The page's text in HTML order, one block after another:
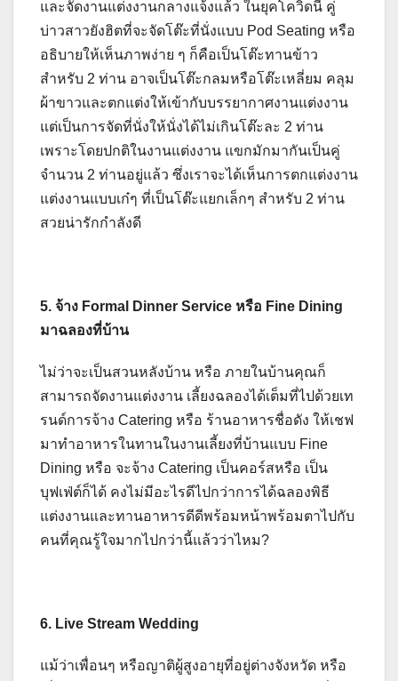
และจัดงานแต่งงานกลางแจ้งแล้ว ในยุคโควิดนี้ คู่
บ่าวสาวยังฮิตที่จะจัดโต๊ะที่นั่งแบบ Pod Seating หรือ
อธิบายให้เห็นภาพง่าย ๆ ก็คือเป็นโต๊ะทานข้าว
สำหรับ 2 ท่าน อาจเป็นโต๊ะกลมหรือโต๊ะเหลี่ยม คลุม
ผ้าขาวและตกแต่งให้เข้ากับบรรยากาศงานแต่งงาน
แต่เป็นการจัดที่นั่งให้นั่งได้ไม่เกินโต๊ะละ 2 ท่าน
เพราะโดยปกติในงานแต่งงาน แขกมักมากันเป็นคู่
จำนวน 2 ท่านอยู่แล้ว ซึ่งเราจะได้เห็นการตกแต่งงาน
แต่งงานแบบเก๋ๆ ที่เป็นโต๊ะแยกเล็กๆ สำหรับ 2 ท่าน
สวยน่ารักกำลังดี
5. จ้าง Formal Dinner Service หรือ Fine Dining
มาฉลองที่บ้าน
ไม่ว่าจะเป็นสวนหลังบ้าน หรือ ภายในบ้านคุณก็
สามารถจัดงานแต่งงาน เลี้ยงฉลองได้เต็มที่ไปด้วยเท
รนด์การจ้าง Catering หรือ ร้านอาหารชื่อดัง ให้เชฟ
มาทำอาหารในทานในงานเลี้ยงที่บ้านแบบ Fine
Dining หรือ จะจ้าง Catering เป็นคอร์สหรือ เป็น
บุฟเฟ่ต์ก็ได้ คงไม่มีอะไรดีไปกว่าการได้ฉลองพิธี
แต่งงานและทานอาหารดีดีพร้อมหน้าพร้อมตาไปกับ
คนที่คุณรู้ใจมากไปกว่านี้แล้วว่าไหม?
6. Live Stream Wedding
แม้ว่าเพื่อนๆ หรือญาติผู้สูงอายุที่อยู่ต่างจังหวัด หรือ